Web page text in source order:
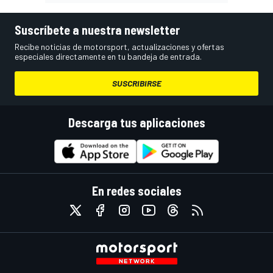
Suscríbete a nuestra newsletter
Recibe noticias de motorsport, actualizaciones y ofertas
especiales directamente en tu bandeja de entrada.
SUSCRIBIRSE
Descarga tus aplicaciones
En redes sociales